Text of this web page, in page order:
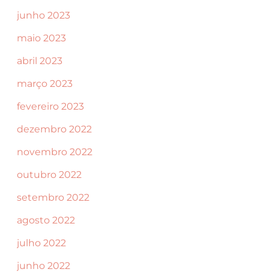
junho 2023
maio 2023
abril 2023
março 2023
fevereiro 2023
dezembro 2022
novembro 2022
outubro 2022
setembro 2022
agosto 2022
julho 2022
junho 2022